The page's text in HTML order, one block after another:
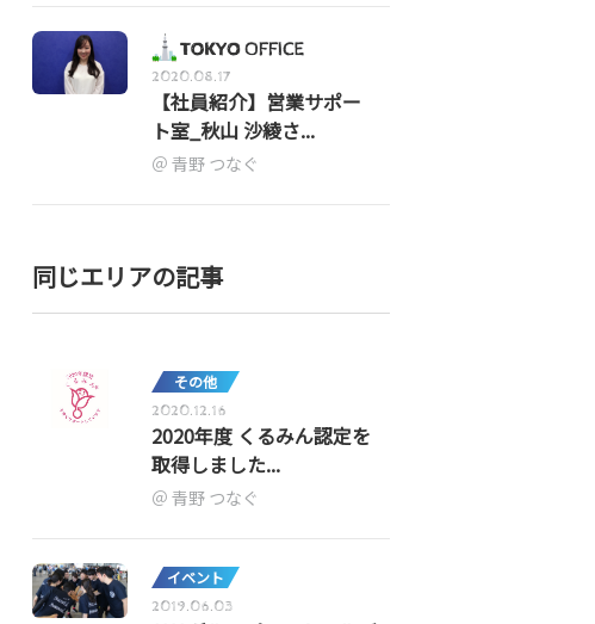
2020.08.17
【社員紹介】営業サポー
ト室_秋山 沙綾さ...
青野 つなぐ
同じエリアの記事
その他
2020.12.16
2020年度 くるみん認定を
取得しました...
青野 つなぐ
イベント
2019.06.03